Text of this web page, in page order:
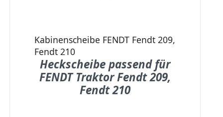
Kabinenscheibe FENDT Fendt 209,
Fendt 210
Heckscheibe passend für
FENDT Traktor Fendt 209,
Fendt 210